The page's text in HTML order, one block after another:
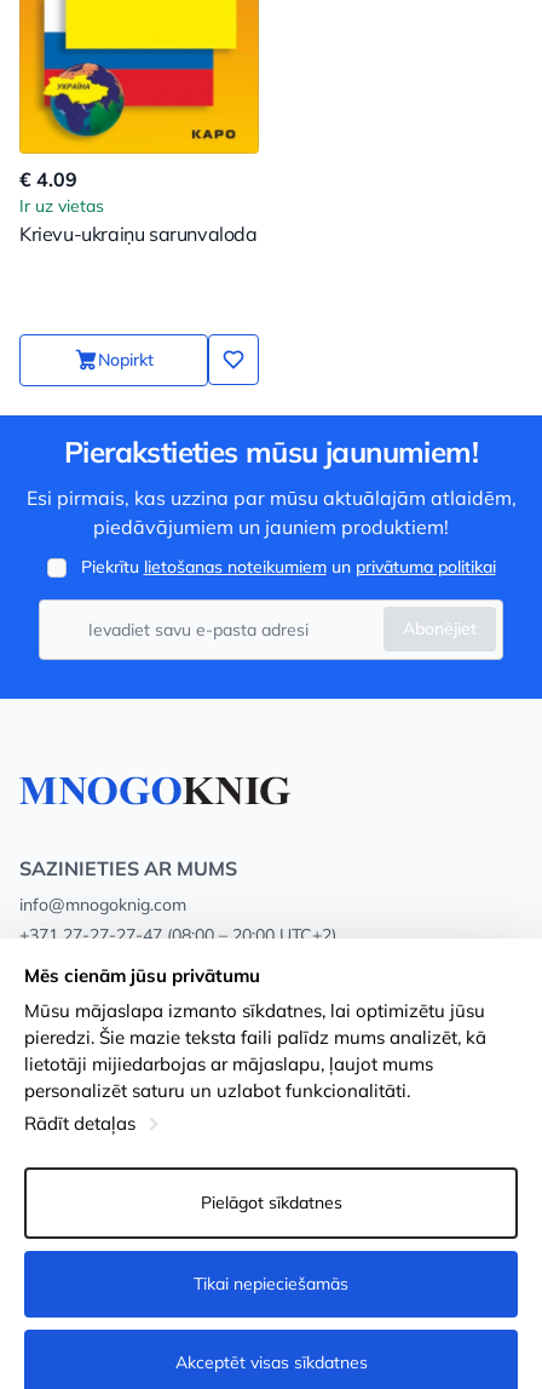
Nopirkt
€ 4.09
Ir uz vietas
Krievu-ukraiņu sarunvaloda
Nopirkt
Pierakstieties mūsu jaunumiem!
Esi pirmais, kas uzzina par mūsu aktuālajām atlaidēm,
piedāvājumiem un jauniem produktiem!
Piekrītu lietošanas noteikumiemun privātuma politikai
Abonējiet
SAZINIETIES AR MUMS
info@mnogoknig.com
+371 27-27-27-47 (08:00 – 20:00 UTC+2)
Rīga, Augusta Deglava 69d, LV-1082
Par mums
Veikali
Apmaksa un piegāde
Loayalitātes kartes
Vairumtirdzniecības pircējiem
Privātuma politika
Noteikumi un nosacījumi
Preču atgriešanās
Sīkdatņu iestatījumi
© 2011-2026MNOGOKNIG. All Rights Reserved.
Mēs cienām jūsu privātumu
Mūsu mājaslapa izmanto sīkdatnes, lai optimizētu jūsu
pieredzi. Šie mazie teksta faili palīdz mums analizēt, kā
lietotāji mijiedarbojas ar mājaslapu, ļaujot mums
personalizēt saturu un uzlabot funkcionalitāti.
Rādīt detaļas
Pielāgot sīkdatnes
Tikai nepieciešamās
Akceptēt visas sīkdatnes